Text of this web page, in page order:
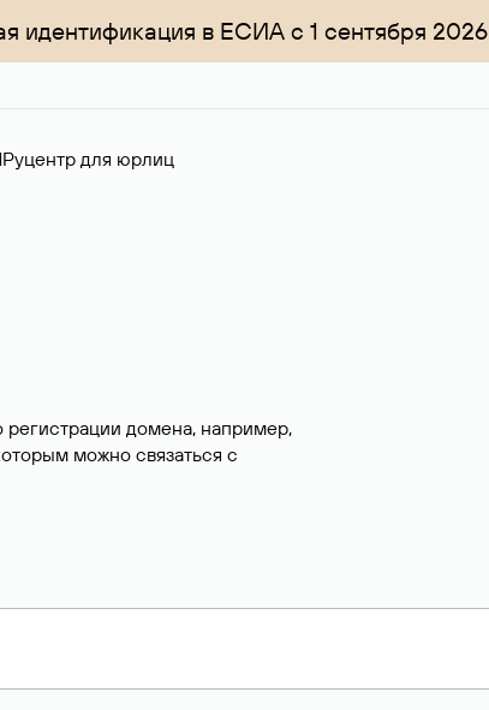
идентификация в ЕСИА с 1 сентября 2026
Руцентр для юрлиц
домена, например,
можно связаться с